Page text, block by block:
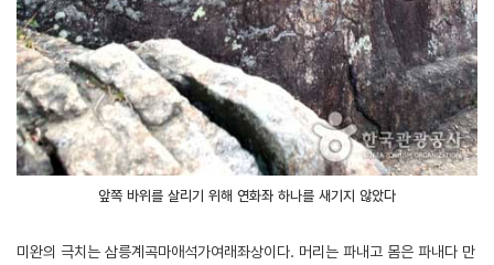
앞쪽 바위를 살리기 위해 연화좌 하나를 새기지 않았다
미완의 극치는 삼릉계곡마애석가여래좌상이다. 머리는 파내고 몸은 파내다 만